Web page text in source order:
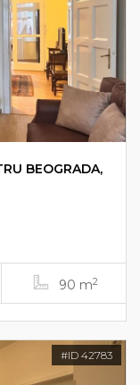
BEOGRADA,
90 m2
#ID 42783